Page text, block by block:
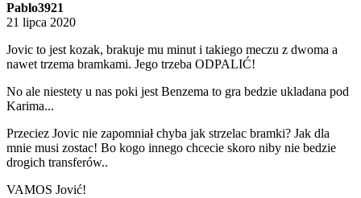
Pablo3921
21 lipca 2020
Jovic to jest kozak, brakuje mu minut i takiego meczu z dwoma a
nawet trzema bramkami. Jego trzeba ODPALIĆ!
No ale niestety u nas poki jest Benzema to gra bedzie ukladana pod
Karima...
Przeciez Jovic nie zapomniał chyba jak strzelac bramki? Jak dla
mnie musi zostac! Bo kogo innego chcecie skoro niby nie bedzie
drogich transferów..
VAMOS Jović!